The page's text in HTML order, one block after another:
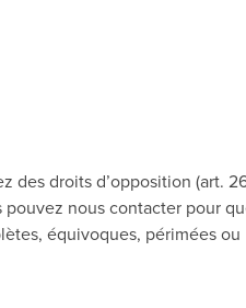
des droits d’opposition (art.
pouvez nous contacter pour
équivoques, périmées ou